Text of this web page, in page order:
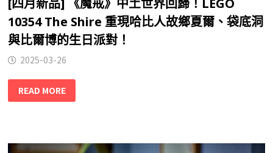
10354 The Shire 重現哈比人故鄉夏爾、袋底洞
與比爾博的生日派對！
2025-03-26
READ MORE